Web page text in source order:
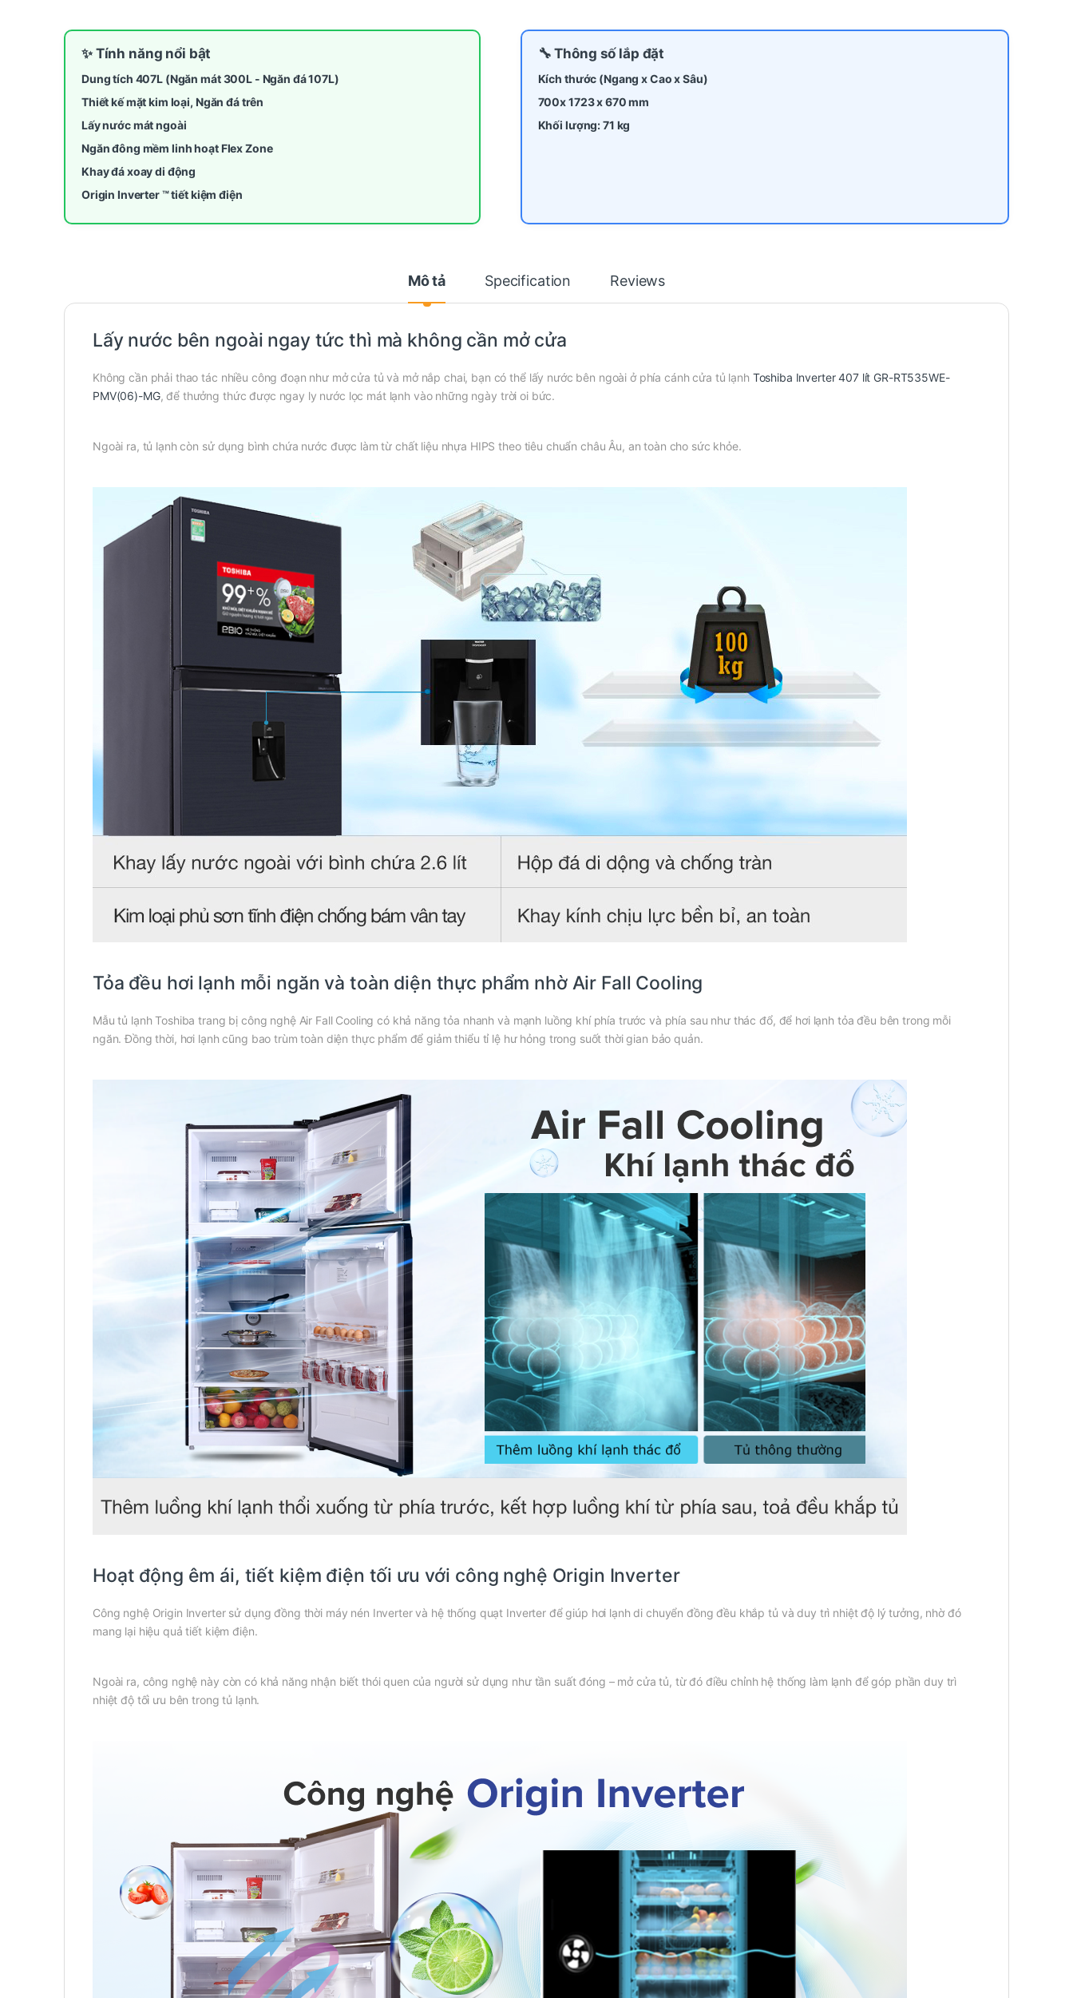
✨ Tính năng nổi bật
Dung tích 407L (Ngăn mát 300L - Ngăn đá 107L)
Thiết kế mặt kim loại, Ngăn đá trên
Lấy nước mát ngoài
Ngăn đông mềm linh hoạt Flex Zone
Khay đá xoay di động
Origin Inverter ™ tiết kiệm điện
🔧 Thông số lắp đặt
Kích thước (Ngang x Cao x Sâu)
700x 1723 x670mm
Khối lượng: 71 kg
Mô tả Specification Reviews
Lấy nước bên ngoài ngay tức thì mà không cần mở cửa
Không cần phải thao tác nhiều công đoạn như mở cửa tủ và mở nắp chai, bạn có thể lấy nước bên ngoài ở phía cánh cửa tủ lạnh Toshiba Inverter 407 lít GR-RT535WE-
PMV(06)-MG, để thưởng thức được ngay ly nước lọc mát lạnh vào những ngày trời oi bức.
Ngoài ra, tủ lạnh còn sử dụng bình chứa nước được làm từ chất liệu nhựa HIPS theo tiêu chuẩn châu Âu, an toàn cho sức khỏe.
Tỏa đều hơi lạnh mỗi ngăn và toàn diện thực phẩm nhờ Air Fall Cooling
Mẫu tủ lạnh Toshiba trang bị công nghệ Air Fall Cooling có khả năng tỏa nhanh và mạnh luồng khí phía trước và phía sau như thác đổ, để hơi lạnh tỏa đều bên trong mỗi
ngăn. Đồng thời, hơi lạnh cũng bao trùm toàn diện thực phẩm để giảm thiểu tỉ lệ hư hỏng trong suốt thời gian bảo quản.
Hoạt động êm ái, tiết kiệm điện tối ưu với công nghệ Origin Inverter
Công nghệ Origin Inverter sử dụng đồng thời máy nén Inverter và hệ thống quạt Inverter để giúp hơi lạnh di chuyển đồng đều khắp tủ và duy trì nhiệt độ lý tưởng, nhờ đó
mang lại hiệu quả tiết kiệm điện.
Ngoài ra, công nghệ này còn có khả năng nhận biết thói quen của người sử dụng như tần suất đóng – mở cửa tủ, từ đó điều chỉnh hệ thống làm lạnh để góp phần duy trì
nhiệt độ tối ưu bên trong tủ lạnh.